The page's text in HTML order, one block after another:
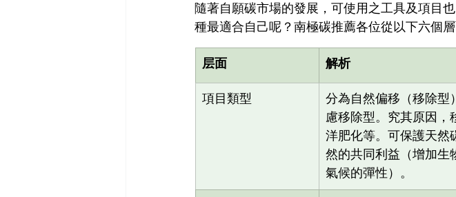
隨著自願碳市場的發展，可使用之工具及項目
種最適合自己呢？南極碳推薦各位從以下六個層
层面 解析
項目類型
分為自然偏移（移除型
慮移除型。究其原因，
洋肥化等。可保護天然
然的共同利益（增加生
氣候的彈性）。